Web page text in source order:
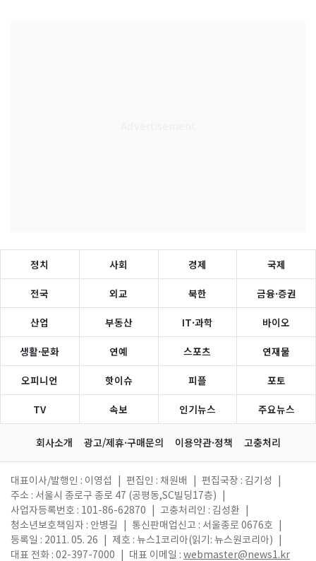
정치 사회 경제 국제
전국 외교 북한 금융·증권
산업 부동산 IT·과학 바이오
생활·문화 연예 스포츠 연재물
오피니언 핫이슈 피플 포토
TV 속보 인기뉴스 주요뉴스
회사소개 광고/제휴·구매문의 이용약관·정책 고충처리
대표이사/발행인 : 이영섭 편집인 : 채원배 편집국장 : 김기성
주소 : 서울시 종로구 종로 47 (공평동,SC빌딩17층)
사업자등록번호 : 101-86-62870
고충처리인 : 김성환
청소년보호책임자 : 안병길
통신판매업신고 : 서울종로 0676호
등록일 : 2011. 05. 26
제호 : 뉴스1코리아(읽기: 뉴스원코리아)
대표 전화 : 02-397-7000
대표 이메일 : webmaster@news1.kr